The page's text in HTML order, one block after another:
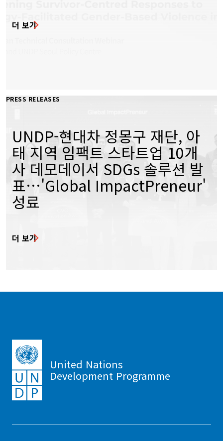
더 보기
PRESS RELEASES
UNDP-현대차 정몽구 재단, 아
태 지역 임팩트 스타트업 10개
사 데모데이서 SDGs 솔루션 발
표…'Global ImpactPreneur'
성료
더 보기
United Nations
Development Programme